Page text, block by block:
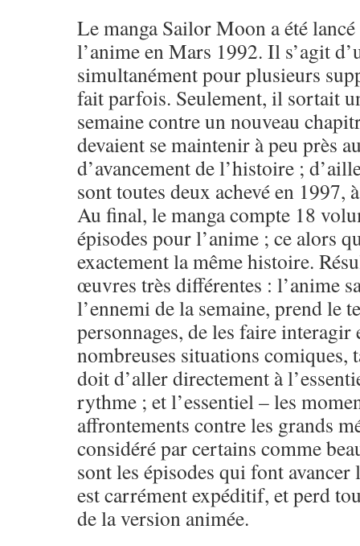
Le manga Sailor Moon a été
l’anime en Mars 1992. Il s’agit
simultanément pour plusieurs
fait parfois. Seulement, il sortait
semaine contre un nouveau
devaient se maintenir à peu près
d’avancement de l’histoire ;
sont toutes deux achevé en 1997,
Au final, le manga compte 18
épisodes pour l’anime ; ce alors
exactement la même histoire.
œuvres très différentes : l’anime
l’ennemi de la semaine, prend le
personnages, de les faire interagir
nombreuses situations comiques,
doit d’aller directement à
rythme ; et l’essentiel – les
affrontements contre les grands
considéré par certains comme
sont les épisodes qui font
est carrément expéditif, et perd
de la version animée.